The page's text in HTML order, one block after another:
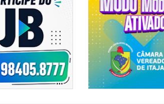
05/